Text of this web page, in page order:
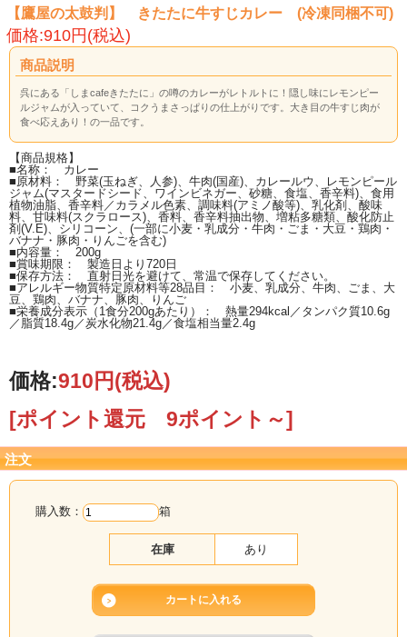
【鷹屋の太鼓判】 きたたに牛すじカレー (冷凍同梱不可)
価格:910円(税込)
商品説明
呉にある「しまcafeきたたに」の噂のカレーがレトルトに！隠し味にレモンピー
ルジャムが入っていて、コクうまさっぱりの仕上がりです。大き目の牛すじ肉が
食べ応えあり！の一品です。
【商品規格】
■名称： カレー
■原材料： 野菜(玉ねぎ、人参)、牛肉(国産)、カレールウ、レモンピール
ジャム(マスタードシード、ワインビネガー、砂糖、食塩、香辛料)、食用
植物油脂、香辛料／カラメル色素、調味料(アミノ酸等)、乳化剤、酸味
料、甘味料(スクラロース)、香料、香辛料抽出物、増粘多糖類、酸化防止
剤(V.E)、シリコーン、(一部に小麦・乳成分・牛肉・ごま・大豆・鶏肉・
バナナ・豚肉・りんごを含む)
■内容量： 200g
■賞味期限： 製造日より720日
■保存方法： 直射日光を避けて、常温で保存してください。
■アレルギー物質特定原材料等28品目： 小麦、乳成分、牛肉、ごま、大
豆、鶏肉、バナナ、豚肉、りんご
■栄養成分表示（1食分200gあたり）： 熱量294kcal／タンパク質10.6g
／脂質18.4g／炭水化物21.4g／食塩相当量2.4g
価格:910円(税込)
[ポイント還元 9ポイント～]
注文
購入数： 箱
在庫 あり